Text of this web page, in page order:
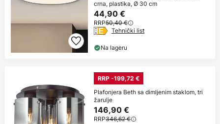
crna, plastika, Ø 30 cm
44,90 €
RRP50,40 €
Tehnički list
Na lageru
RRP -199,72 €
Plafonjera Beth sa dimljenim staklom, tri
žarulje
146,90 €
RRP346,62 €